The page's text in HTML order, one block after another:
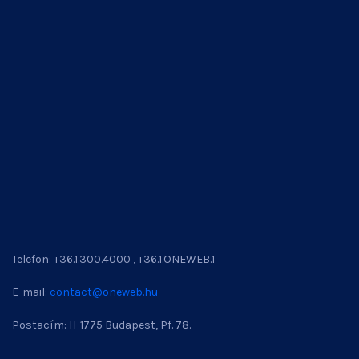
Telefon: +36.1.300.4000 , +36.1.ONEWEB.1
E-mail: contact@oneweb.hu
Postacím: H-1775 Budapest, Pf. 78.